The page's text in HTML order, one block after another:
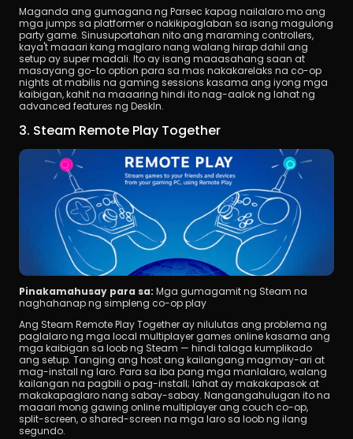
Maganda ang gumagana ng Parsec kapag nailalaro mo ang
mga jumps sa platformer o nakikipaglaban sa isang magulong
party game. Sinusuportahan nito ang maraming controllers,
kaya't maaari kang maglaro nang walang hirap dahil ang
setup ay super madali. Ito ay isang maaasahang saan at
masayang go-to option para sa mas nakakarelaks na co-op
nights at mabilis na gaming sessions kasama ang iyong mga
kaibigan, kahit na maaaring hindi ito nag-aalok ng lahat ng
advanced features ng DeskIn.
3. Steam Remote Play Together
Pinakamahusay para sa: Mga gumagamit ng Steam na
naghahanap ng simpleng co-op play
Ang Steam Remote Play Together ay nilulutas ang problema ng
paglalaro ng mga local multiplayer games online kasama ang
mga kaibigan sa loob ng Steam — hindi talaga kumplikado
ang setup. Tanging ang host ang kailangang magmay-ari at
mag-install ng laro. Para sa iba pang mga manlalaro, walang
kailangan na pagbili o pag-install; lahat ay makakapasok at
makakapaglaro nang sabay-sabay. Nangangahulugan ito na
maaari mong gawing online multiplayer ang couch co-op,
split-screen, o shared-screen na mga laro sa loob ng ilang
segundo.